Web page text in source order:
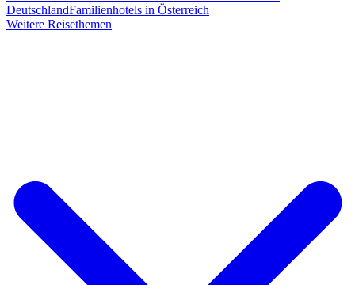
DeutschlandFamilienhotels in Österreich
Weitere Reisethemen